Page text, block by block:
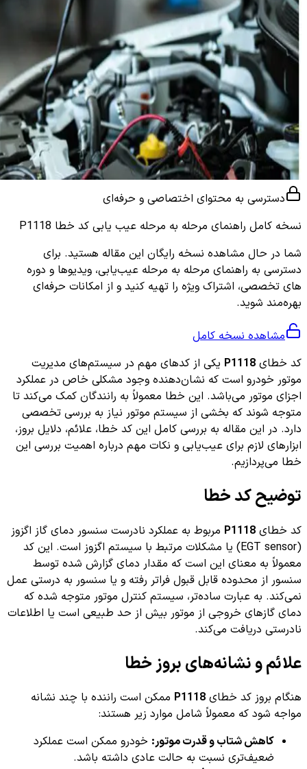
دسترسی به محتوای اختصاصی و حرفه‌ای
نسخه کامل راهنمای مرحله به مرحله عیب یابی کد خطا P1118
شما در حال مشاهده نسخه رایگان این مقاله هستید. برای
دسترسی به راهنمای مرحله به مرحله عیب‌یابی، ویدیوها و دوره
های تخصصی، اشتراک ویژه را تهیه کنید و از امکانات حرفه‌ای
بهره‌مند شوید.
مشاهده نسخه کامل
کد خطای P1118 یکی از کدهای مهم در سیستم‌های مدیریت
موتور خودرو است که نشان‌دهنده وجود مشکلی خاص در عملکرد
اجزای موتور می‌باشد. این خطا معمولاً به رانندگان کمک می‌کند تا
متوجه شوند که بخشی از سیستم موتور نیاز به بررسی تخصصی
دارد. در این مقاله به بررسی کامل این کد خطا، علائم، دلایل بروز،
ابزارهای لازم برای عیب‌یابی و نکات مهم درباره اهمیت بررسی این
خطا می‌پردازیم.
توضیح کد خطا
کد خطای P1118 مربوط به عملکرد نادرست سنسور دمای گاز اگزوز
(EGT sensor) یا مشکلات مرتبط با سیستم اگزوز است. این کد
معمولاً به معنای این است که مقدار دمای گزارش شده توسط
سنسور از محدوده قابل قبول فراتر رفته و یا سنسور به درستی عمل
نمی‌کند. به عبارت ساده‌تر، سیستم کنترل موتور متوجه شده که
دمای گازهای خروجی از موتور بیش از حد طبیعی است یا اطلاعات
نادرستی دریافت می‌کند.
علائم و نشانه‌های بروز خطا
هنگام بروز کد خطای P1118 ممکن است راننده با چند نشانه
مواجه شود که معمولاً شامل موارد زیر هستند:
کاهش شتاب و قدرت موتور: خودرو ممکن است عملکرد
ضعیف‌تری نسبت به حالت عادی داشته باشد.